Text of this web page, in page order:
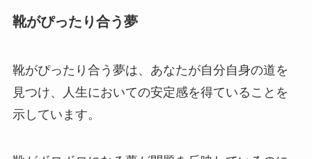
靴がぴったり合う夢
靴がぴったり合う夢は、あなたが自分自身の道を
見つけ、人生においての安定感を得ていることを
示しています。